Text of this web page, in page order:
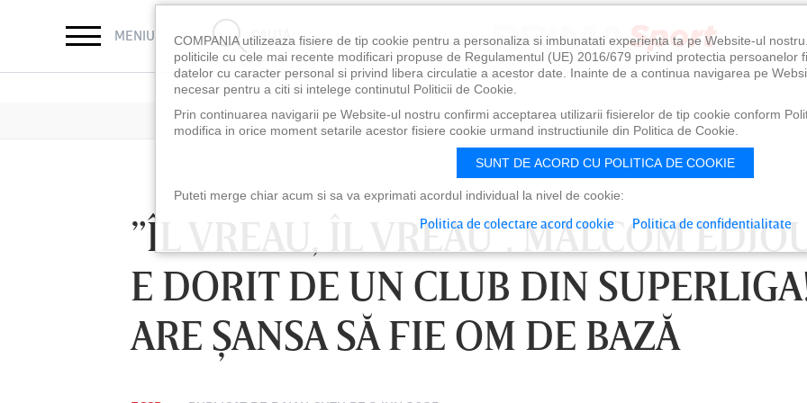
MENIU CAUTĂ
”ÎL VREAU, ÎL VREAU”. MALCOM
E DORIT DE UN CLUB DIN
ARE ŞANSA SĂ FIE OM DE BAZĂ
COMPANIA utilizeaza fisiere de tip cookie pentru a personaliza si imbunatati experienta ta pe Website-ul
politicile cu cele mai recente modificari propuse de Regulamentul (UE) 2016/679 privind protectia persoanelor
datelor cu caracter personal si privind libera circulatie a acestor date. Inainte de a continua navigarea pe
necesar pentru a citi si intelege continutul Politicii de Cookie.
Prin continuarea navigarii pe Website-ul nostru confirmi acceptarea utilizarii fisierelor de tip cookie conform
modifica in orice moment setarile acestor fisiere cookie urmand instructiunile din Politica de Cookie.
SUNT DE ACORD CU POLITICA DE COOKIE
Puteti merge chiar acum si sa va exprimati acordul individual la nivel de cookie:
Politica de colectare acord cookie Politica de confidentialitate